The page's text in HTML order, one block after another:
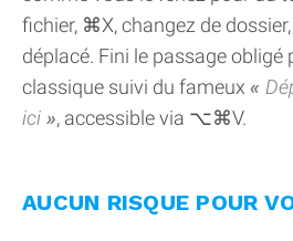
fichier, ⌘X, changez de
déplacé. Fini le passage obligé
classique suivi du fameux
ici
, accessible via ⌥⌘V.
AUCUN RISQUE POUR